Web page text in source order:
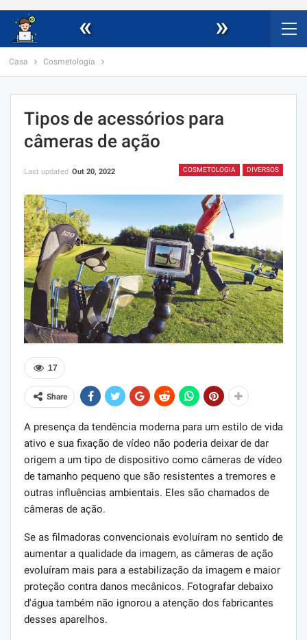
« »
Casa Cosmetologia
Tipos de acessórios para
câmeras de ação
COSMETOLOGIA DIVERSOS
Last updated Out 20, 2022
17
Share
A presença da tendência moderna para um estilo de vida
ativo e sua fixação de vídeo não poderia deixar de dar
origem a um tipo de dispositivo como câmeras de vídeo
de tamanho pequeno que são resistentes a tremores e
outras influências ambientais. Eles são chamados de
câmeras de ação.
Se as filmadoras convencionais evoluíram no sentido de
aumentar a qualidade da imagem, as câmeras de ação
evoluíram mais para a estabilização da imagem e maior
proteção contra danos mecânicos. Fotografar debaixo
d'água também não ignorou a atenção dos fabricantes
desses aparelhos.